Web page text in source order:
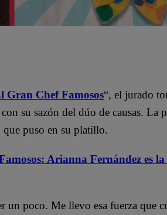
Gran Chef Famosos“, el jurado
su sazón del dúo de causas. La
que puso en su platillo.
Arianna Fernández es la
un poco. Me llevo esa fuerza que